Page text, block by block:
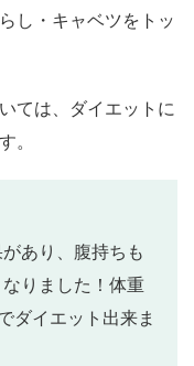
し・キャベツをトッ
ては、ダイエットに
。
あり、腹持ちも
りました！体重
ダイエット出来ま